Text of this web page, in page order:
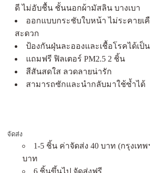
ดี ไม่อับชื้น ชั้นนอกผ้ามัสลิน บางเบา
ออกแบบกระชับใบหน้า ไม่ระคายเ
สะดวก
ป้องกันฝุ่นละอองและเชื้อโรคได้เป็
แถมฟรี ฟิลเตอร์ PM2.5 2 ชิ้น
สีสันสดใส ลวดลายน่ารัก
สามารถซักและนำกลับมาใช้ซ้ำได้
จัดส่ง
1-5 ชิ้น ค่าจัดส่ง 40 บาท (กรุงเทพ
บาท
6 ชิ้นขึ้นไป จัดส่งฟรี